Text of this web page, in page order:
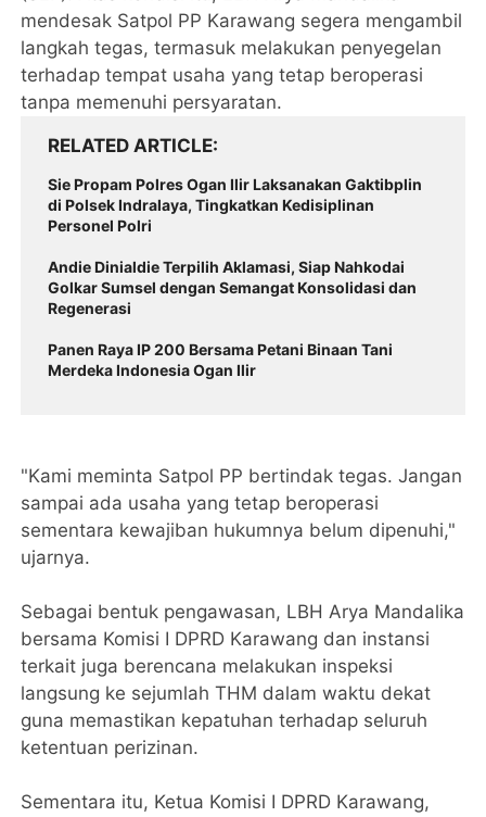
mendesak Satpol PP Karawang segera mengambil
langkah tegas, termasuk melakukan penyegelan
terhadap tempat usaha yang tetap beroperasi
tanpa memenuhi persyaratan.
RELATED ARTICLE
Sie Propam Polres Ogan Ilir Laksanakan Gaktibplin
di Polsek Indralaya, Tingkatkan Kedisiplinan
Personel Polri
Andie Dinialdie Terpilih Aklamasi, Siap Nahkodai
Golkar Sumsel dengan Semangat Konsolidasi dan
Regenerasi
Panen Raya IP 200 Bersama Petani Binaan Tani
Merdeka Indonesia Ogan Ilir
"Kami meminta Satpol PP bertindak tegas. Jangan
sampai ada usaha yang tetap beroperasi
sementara kewajiban hukumnya belum dipenuhi,"
ujarnya.
Sebagai bentuk pengawasan, LBH Arya Mandalika
bersama Komisi I DPRD Karawang dan instansi
terkait juga berencana melakukan inspeksi
langsung ke sejumlah THM dalam waktu dekat
guna memastikan kepatuhan terhadap seluruh
ketentuan perizinan.
Sementara itu, Ketua Komisi I DPRD Karawang,